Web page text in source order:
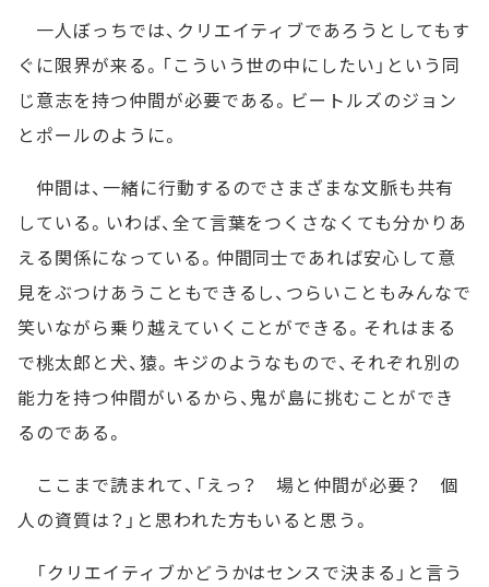
一人ぼっちでは、クリエイティブであろうとしてもす
ぐに限界が来る。「こういう世の中にしたい」という同
じ意志を持つ仲間が必要である。ビートルズのジョン
とポールのように。
仲間は、一緒に行動するのでさまざまな文脈も共有
している。いわば、全て言葉をつくさなくても分かりあ
える関係になっている。仲間同士であれば安心して意
見をぶつけあうこともできるし、つらいこともみんなで
笑いながら乗り越えていくことができる。それはまる
で桃太郎と犬、猿。キジのようなもので、それぞれ別の
能力を持つ仲間がいるから、鬼が島に挑むことができ
るのである。
ここまで読まれて、「えっ？ 場と仲間が必要？ 個
人の資質は？」と思われた方もいると思う。
「クリエイティブかどうかはセンスで決まる」と言う